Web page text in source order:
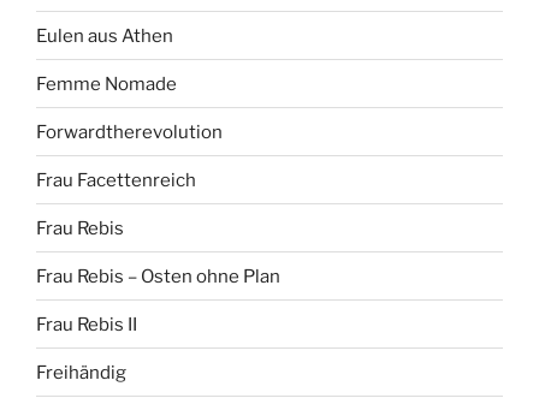
Eulen aus Athen
Femme Nomade
Forwardtherevolution
Frau Facettenreich
Frau Rebis
Frau Rebis – Osten ohne Plan
Frau Rebis II
Freihändig